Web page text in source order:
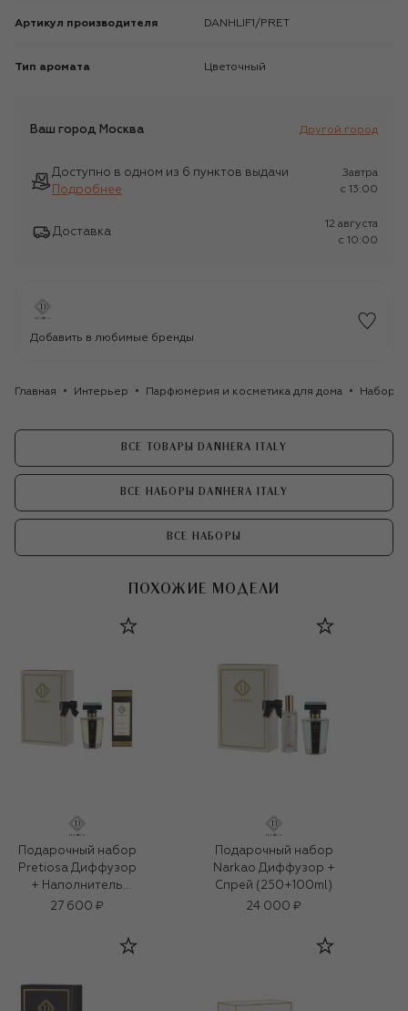
Артикул производителя DANHLIF1/PRET
Тип аромата Цветочный
Ваш город Москва Другой город
Доступно в одном из 6 пунктов выдачи
Подробнее
Завтра
c 13:00
Доставка
12 августа
c 10:00
Добавить в любимые бренды
Главная Интерьер Парфюмерия и косметика для дома Наборы
ВСЕ ТОВАРЫ DANHERA ITALY
ВСЕ НАБОРЫ DANHERA ITALY
ВСЕ НАБОРЫ
ПОХОЖИЕ МОДЕЛИ
Подарочный набор
Pretiosa Диффузор
+ Наполнитель
рефил (250+500ml)
27 600 ₽
Подарочный набор
Narkao Диффузор +
Спрей (250+100ml)
24 000 ₽